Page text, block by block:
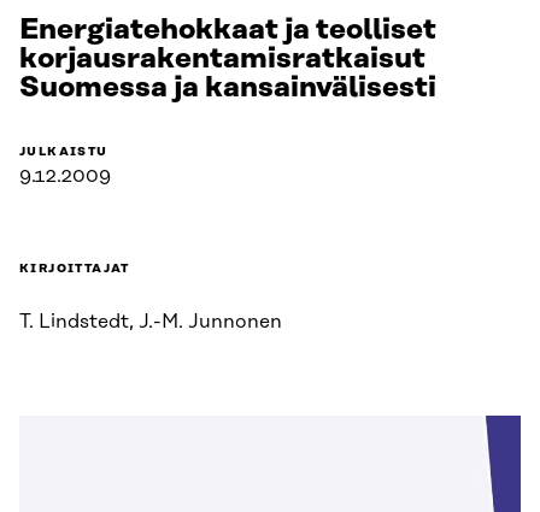
Energiatehokkaat ja teolliset
korjausrakentamisratkaisut
Suomessa ja kansainvälisesti
JULKAISTU
9.12.2009
KIRJOITTAJAT
T. Lindstedt, J.-M. Junnonen